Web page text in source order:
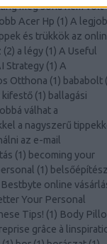
még soha nem volt
Acer Hp (1) A
és trükkök az
(2) a légy (1) A Useful
Strategy (1) A
Otthona (1) bababolt (
kifestő (1) ballagási
válhat a
a nagyszerű
az e-mail
(1) becoming your
(1) belsőépítész
Bestbyte online
Your Personal
Tips! (1) Body
grâce à